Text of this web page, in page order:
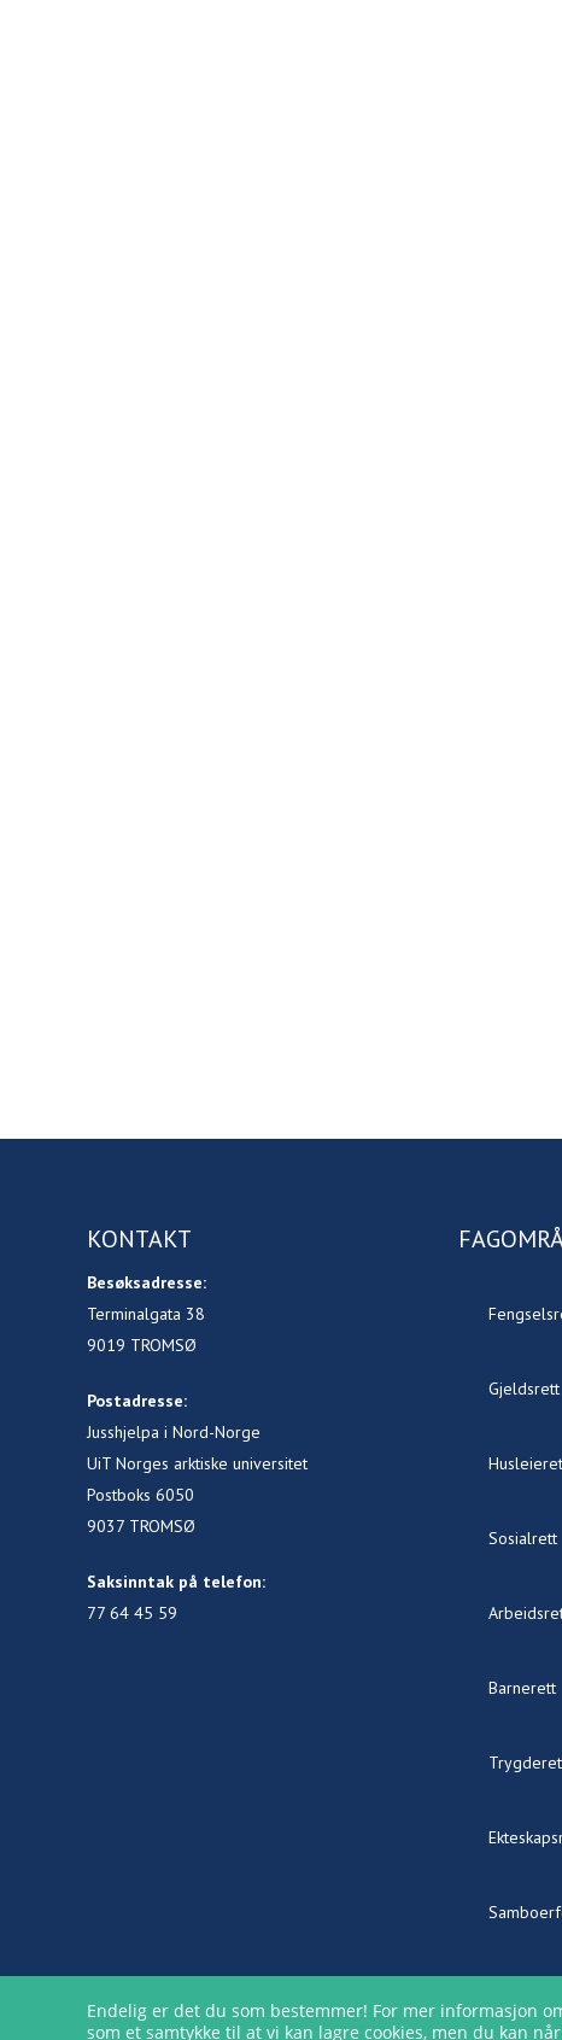
KONTAKT
Besøksadresse:
Terminalgata 38
9019 TROMSØ
Postadresse:
Jusshjelpa i Nord-Norge
UiT Norges arktiske universitet
Postboks 6050
9037 TROMSØ
Saksinntak på telefon:
77 64 45 59
Gjeldsrett
Sosialrett
Barnerett
Endelig er det du som bestemmer! For mer informasjon
som et samtykke til at vi kan lagre cookies, men du kan